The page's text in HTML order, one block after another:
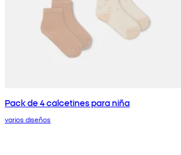
Pack de 4 calcetines para niña
varios diseños